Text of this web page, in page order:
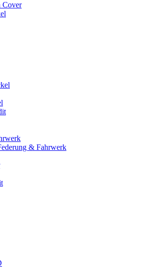
Cover
& Fahrwerk